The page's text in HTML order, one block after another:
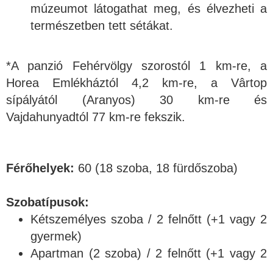
múzeumot látogathat meg, és élvezheti a
természetben tett sétákat.
*A panzió Fehérvölgy szorostól 1 km-re, a
Horea Emlékháztól 4,2 km-re, a Vârtop
sípályától (Aranyos) 30 km-re és
Vajdahunyadtól 77 km-re fekszik.
Férőhelyek: 60 (18 szoba, 18 fürdőszoba)
Szobatípusok:
Kétszemélyes szoba / 2 felnőtt (+1 vagy 2
gyermek)
Apartman (2 szoba) / 2 felnőtt (+1 vagy 2